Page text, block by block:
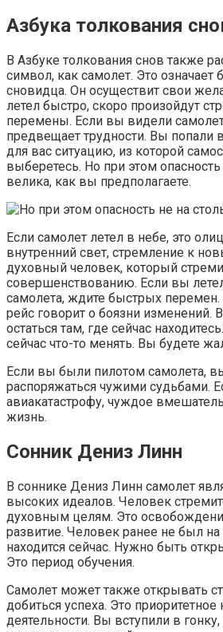
Азбука толкования
В Азбуке толкования снов также
символ, как самолет. Это означает
сновидца. Он осуществит свои
летел быстро, скоро произойдут
перемены. Если вы видели
предвещает трудности. Вы попали
для вас ситуацию, из которой
выберетесь. Но при этом опасность
велика, как вы предполагаете.
Если самолет летел в небе, это
внутренний свет, стремление к
духовный человек, который
совершенствованию. Если вы
самолета, ждите быстрых
рейс говорит о боязни изменений.
остаться там, где сейчас
сейчас что-то менять. Вы будете
Если вы были пилотом самолета,
распоряжаться чужими судьбами.
авиакатастрофу, чуждое
жизнь.
Сонник Дениз Линн
В соннике Дениз Линн самолет
высоких идеалов. Человек
духовным целям. Это
развитие. Человек ранее не был на
находится сейчас. Нужно быть
Это период обучения.
Самолет может также открывать
добиться успеха. Это приоритетное
деятельности. Вы вступили в